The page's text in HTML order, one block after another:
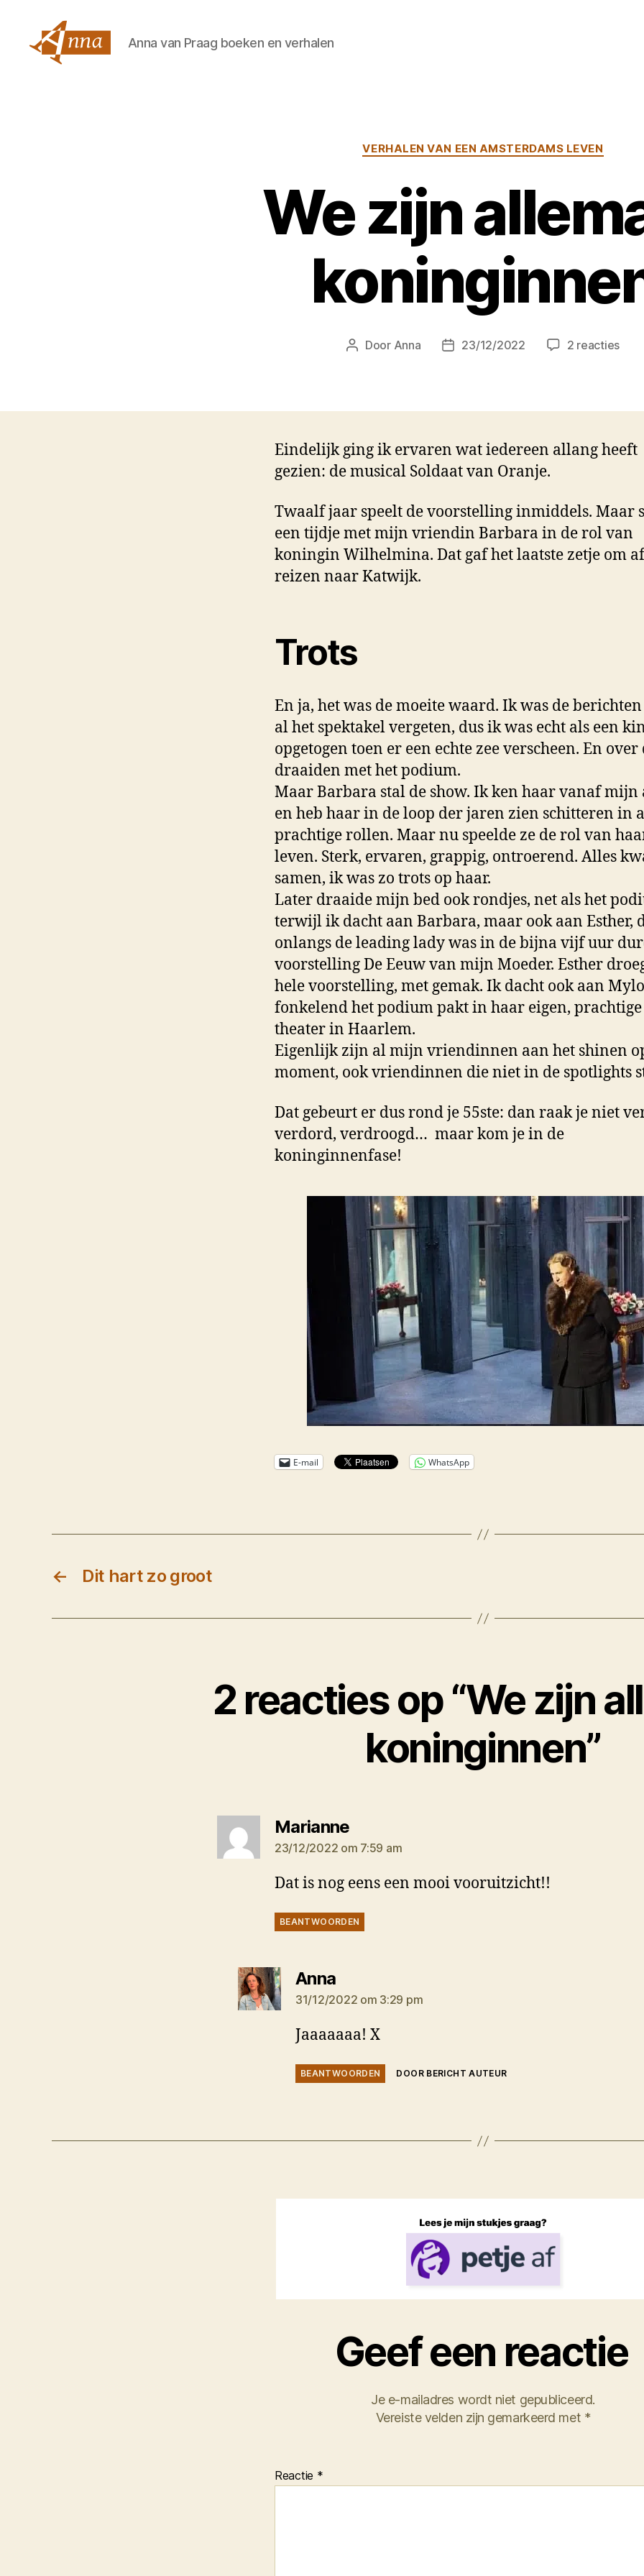
Anna van Praag boeken en verhalen
Categorieën
VERHALEN VAN EEN AMSTERDAMS LEVEN
We zijn
Berichtauteur
Door Anna Berichtdatum
23/12/2022 2 reactiesop
Eindelijk ging ik ervaren wat iedereen allang heeft
gezien: de musical Soldaat van Oranje.
Twaalf jaar speelt de voorstelling inmiddels. Maar
een tijdje met mijn vriendin Barbara in de rol van
koningin Wilhelmina. Dat gaf het laatste zetje om
reizen naar Katwijk.
Trots
En ja, het was de moeite waard. Ik was de
al het spektakel vergeten, dus ik was echt als een
opgetogen toen er een echte zee verscheen. En over
draaiden met het podium.
Maar Barbara stal de show. Ik ken haar vanaf mijn
en heb haar in de loop der jaren zien schitteren in
prachtige rollen. Maar nu speelde ze de rol van
leven. Sterk, ervaren, grappig, ontroerend. Alles
samen, ik was zo trots op haar.
Later draaide mijn bed ook rondjes, net als het
terwijl ik dacht aan Barbara, maar ook aan Esther,
onlangs de leading lady was in debijna vijfuur
voorstelling De Eeuw van mijn Moeder. Esther
hele voorstelling, met gemak. Ik dacht ook aan
fonkelend het podium pakt in haar eigen, prachtige
theater in Haarlem.
Eigenlijk zijn al mijn vriendinnen aan het shinen
moment, ook vriendinnen die niet in de spotlights
Dat gebeurt er dus rond je 55ste: dan raak je niet
verdord, verdroogd… maar kom je in de
koninginnenfase!
E-mail WhatsApp
← Dit hart zo groot
2 reacties op “We zijn
koninginnen”
Mariannezegt:
23/12/2022 om 7:59 am
Dat is nog eens een mooi vooruitzicht!!
BEANTWOORDEN
Annazegt:
31/12/2022 om 3:29 pm
Jaaaaaaa! X
BEANTWOORDEN DOOR BERICHT AUTEUR
Geef een reactie
Je e-mailadres wordt niet gepubliceerd.
Vereiste velden zijn gemarkeerd met *
Reactie *